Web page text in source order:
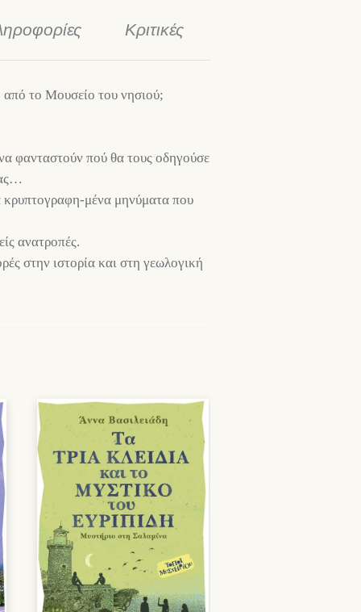
Κριτικές
από το Μουσείο του νησιού;
φανταστούν πού θα τους οδηγούσε
κρυπτογραφη-μένα μηνύματα που
ανατροπές.
στην ιστορία και στη γεωλογική